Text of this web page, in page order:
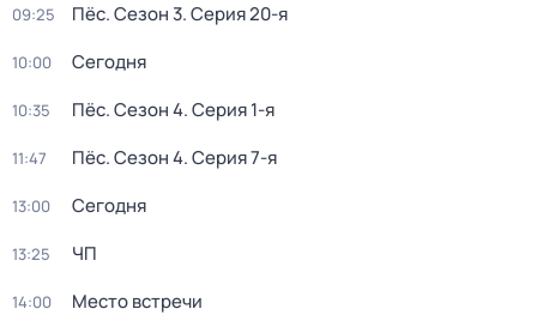
09:25 Пёс. Сезон 3. Серия 20-я
10:00 Сегодня
10:35 Пёс. Сезон 4. Серия 1-я
11:47 Пёс. Сезон 4. Серия 7-я
13:00 Сегодня
13:25 ЧП
14:00 Место встречи